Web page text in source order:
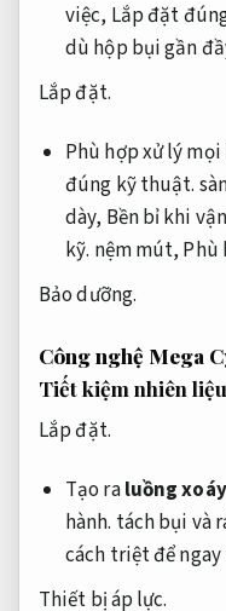
việc, Lắp đặt
dù hộp bụi gần
Lắp đặt.
Phù hợp xử lý mọi
đúng kỹ thuật.
dày, Bền bỉ khi
kỹ. nệm mút, Phù
Bảo dưỡng.
Công nghệ Mega
Tiết kiệm nhiên
Lắp đặt.
Tạo raluồng
hành. tách bụi và
cách triệt để
Thiết bị áp lực.